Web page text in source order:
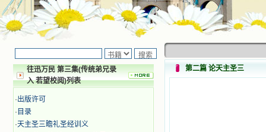
往迅万民 第三集(传统弟兄录
入 若望校阅)列表
·出版许可
· 目录
·天主圣三瞻礼圣经训义
第二篇 论天主圣三